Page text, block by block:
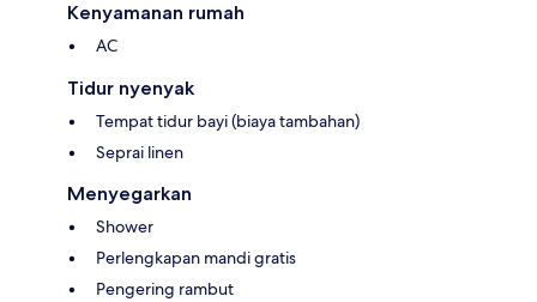
Kenyamanan rumah
AC
Tidur nyenyak
Tempat tidur bayi (biaya tambahan)
Seprai linen
Menyegarkan
Shower
Perlengkapan mandi gratis
Pengering rambut